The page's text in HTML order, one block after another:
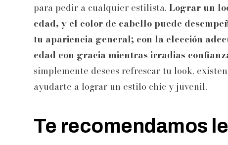
para pedir a cualquier estilista. Lograr un
edad, y el color de cabello puede
tu apariencia general; con la elección
edad con gracia mientras irradias
simplemente desees refrescar tu look,
ayudarte a lograr un estilo chic y juvenil.
Te recomendamos